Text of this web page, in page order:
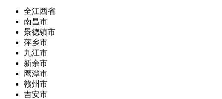
全江西省
南昌市
景德镇市
萍乡市
九江市
新余市
鹰潭市
赣州市
吉安市